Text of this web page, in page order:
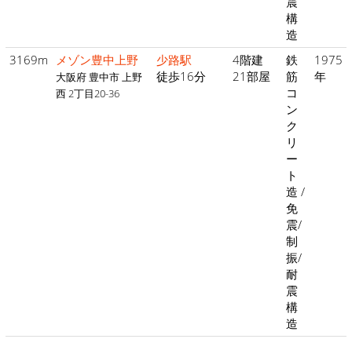
構
造
3169m メゾン豊中上野
大阪府 豊中市 上野
西 2丁目20-36
少路駅
徒歩16分
4階建
21部屋
鉄
筋
コ
ン
ク
リ
ー
ト
造 /
免
震/
制
振/
耐
震
構
造
1975
年